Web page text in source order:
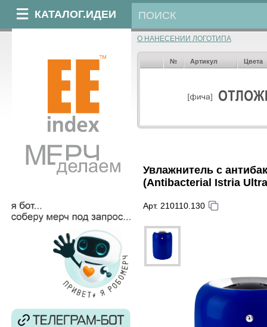
КАТАЛОГ.ИДЕИ
О НАНЕСЕНИИ ЛОГОТИПА
№ Артикул Цвета
Увлажнитель с
(Antibacterial Istria
Арт. 210110.130